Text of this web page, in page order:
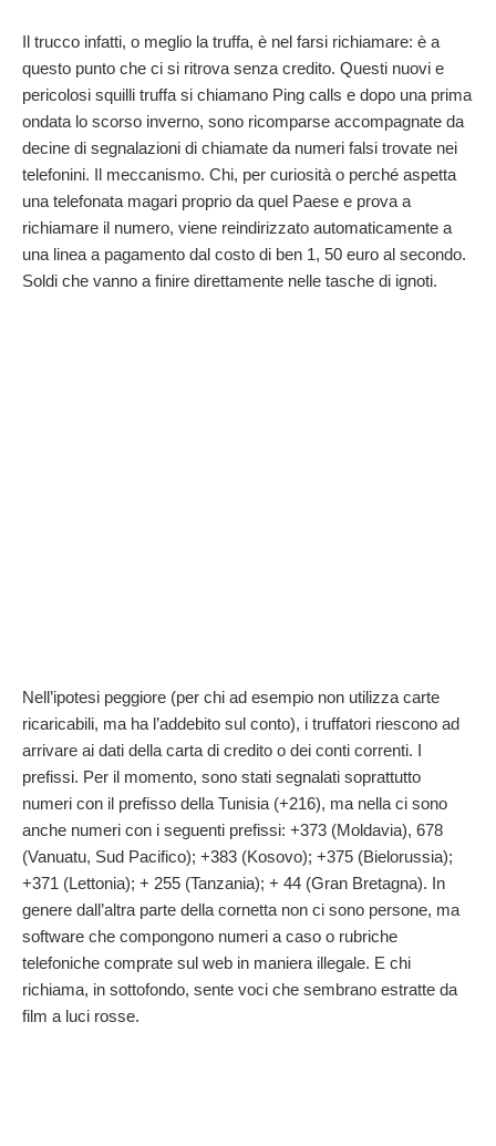
Il trucco infatti, o meglio la truffa, è nel farsi richiamare: è a
questo punto che ci si ritrova senza credito. Questi nuovi e
pericolosi squilli truffa si chiamano Ping calls e dopo una prima
ondata lo scorso inverno, sono ricomparse accompagnate da
decine di segnalazioni di chiamate da numeri falsi trovate nei
telefonini. Il meccanismo. Chi, per curiosità o perché aspetta
una telefonata magari proprio da quel Paese e prova a
richiamare il numero, viene reindirizzato automaticamente a
una linea a pagamento dal costo di ben 1, 50 euro al secondo.
Soldi che vanno a finire direttamente nelle tasche di ignoti.
Nell’ipotesi peggiore (per chi ad esempio non utilizza carte
ricaricabili, ma ha l’addebito sul conto), i truffatori riescono ad
arrivare ai dati della carta di credito o dei conti correnti. I
prefissi. Per il momento, sono stati segnalati soprattutto
numeri con il prefisso della Tunisia (+216), ma nella ci sono
anche numeri con i seguenti prefissi: +373 (Moldavia), 678
(Vanuatu, Sud Pacifico); +383 (Kosovo); +375 (Bielorussia);
+371 (Lettonia); + 255 (Tanzania); + 44 (Gran Bretagna). In
genere dall’altra parte della cornetta non ci sono persone, ma
software che compongono numeri a caso o rubriche
telefoniche comprate sul web in maniera illegale. E chi
richiama, in sottofondo, sente voci che sembrano estratte da
film a luci rosse.